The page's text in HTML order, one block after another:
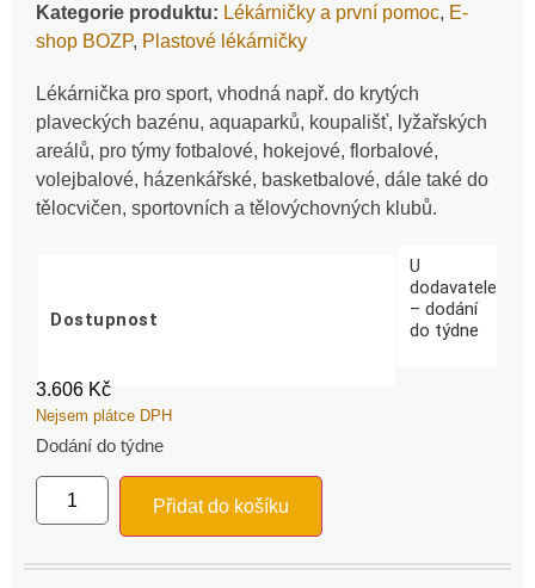
Kategorie produktu: Lékárničky a první pomoc, E-
shop BOZP, Plastové lékárničky
Lékárnička pro sport, vhodná např. do krytých
plaveckých bazénu, aquaparků, koupališť, lyžařských
areálů, pro týmy fotbalové, hokejové, florbalové,
volejbalové, házenkářské, basketbalové, dále také do
tělocvičen, sportovních a tělovýchovných klubů.
Dostupnost
U
dodavatele
– dodání
do týdne
3.606 Kč
Nejsem plátce DPH
Dodání do týdne
Přidat do košíku